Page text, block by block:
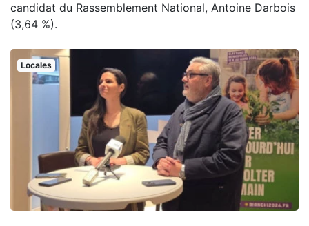
candidat du Rassemblement National, Antoine Darbois
(3,64 %).
Locales